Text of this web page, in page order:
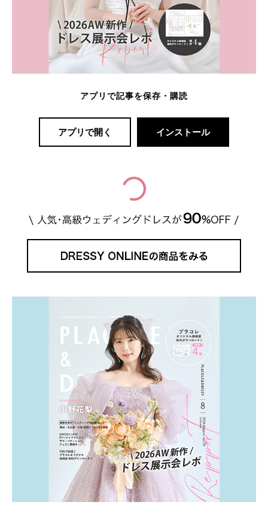
アプリで記事を保存・購読
アプリで開く インストール